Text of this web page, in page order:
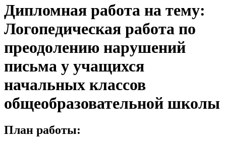
Дипломная работа на тему:
Логопедическая работа по
преодолению нарушений
письма у учащихся
начальных классов
общеобразовательной школы
План работы: